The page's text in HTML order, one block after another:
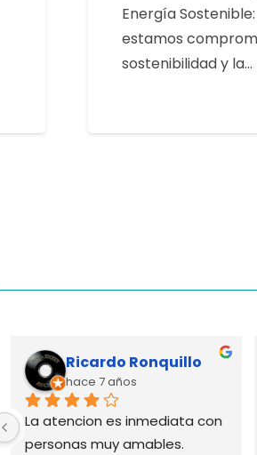
Energía
estamos
sostenibilidad y la…
Ricardo Ronquillo
hace 7 años
La atencion es inmediata con
personas muy amables.